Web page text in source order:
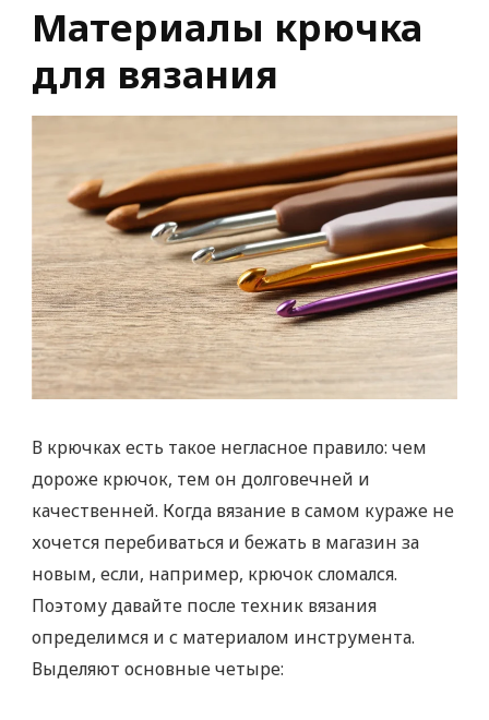
Материалы крючка
для вязания
В крючках есть такое негласное правило: чем
дороже крючок, тем он долговечней и
качественней. Когда вязание в самом кураже не
хочется перебиваться и бежать в магазин за
новым, если, например, крючок сломался.
Поэтому давайте после техник вязания
определимся и с материалом инструмента.
Выделяют основные четыре: